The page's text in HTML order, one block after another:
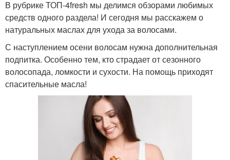
В рубрике ТОП-4fresh мы делимся обзорами любимых
средств одного раздела! И сегодня мы расскажем о
натуральных маслах для ухода за волосами.
С наступлением осени волосам нужна дополнительная
подпитка. Особенно тем, кто страдает от сезонного
волосопада, ломкости и сухости. На помощь приходят
спасительные масла!